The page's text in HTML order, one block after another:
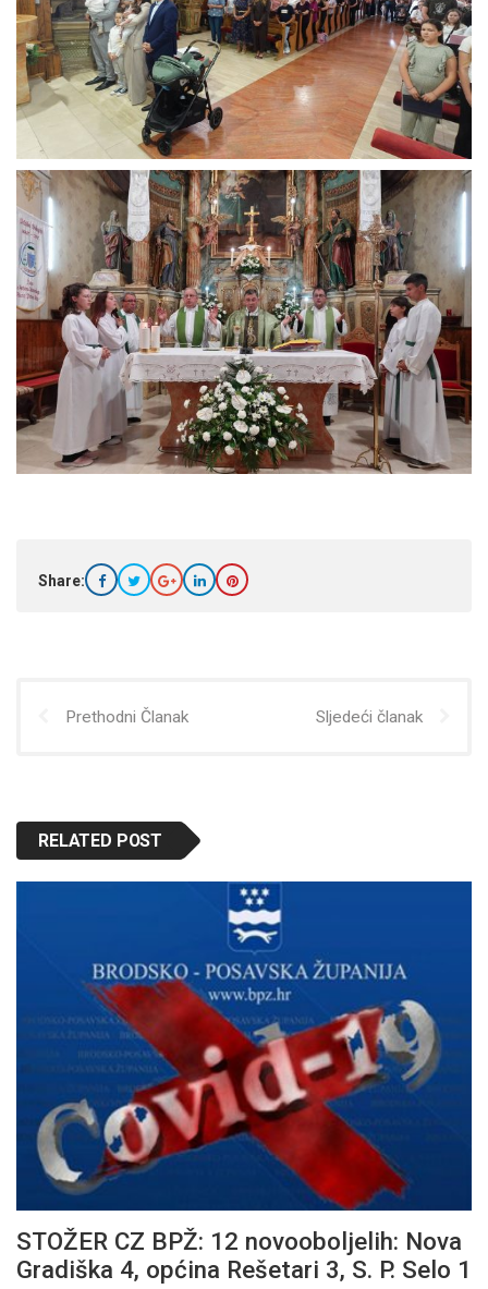
Share:
Prethodni Članak Sljedeći članak
RELATED POST
STOŽER CZ BPŽ: 12 novooboljelih: Nova
Gradiška 4, općina Rešetari 3, S. P. Selo 1